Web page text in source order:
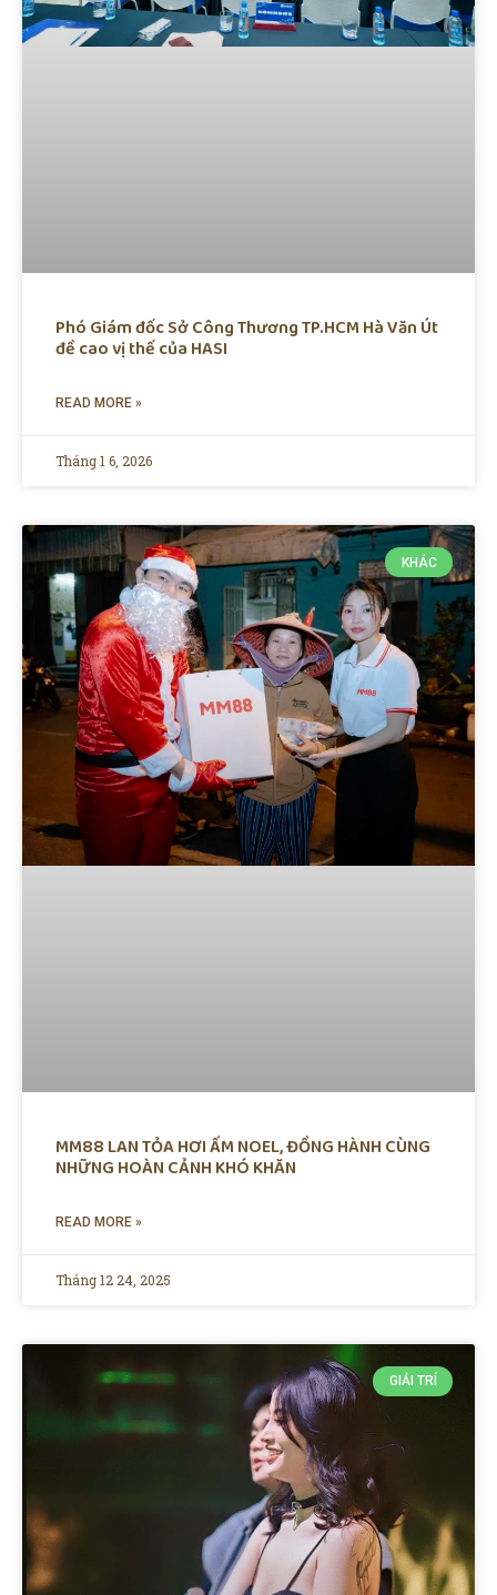
Phó Giám đốc Sở Công Thương TP.HCM Hà Văn Út
đề cao vị thế của HASI
READ MORE »
Tháng 1 6, 2026
KHÁC
MM88 LAN TỎA HƠI ẤM NOEL, ĐỒNG HÀNH CÙNG
NHỮNG HOÀN CẢNH KHÓ KHĂN
READ MORE »
Tháng 12 24, 2025
GIẢI TRÍ